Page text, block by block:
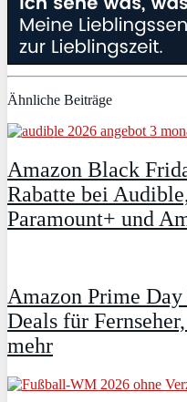
Ähnliche Beiträge
Amazon Black
Rabatte bei
Paramount+ und
Amazon Prime
Deals für
mehr